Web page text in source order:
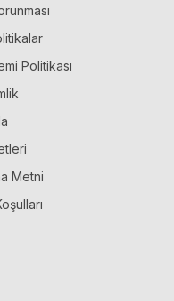
Politikası
Metni